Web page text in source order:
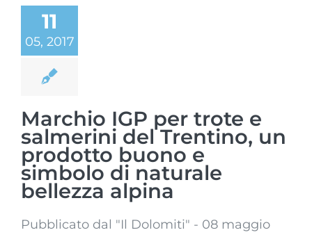
11
05, 2017
Marchio IGP per trote e
salmerini del Trentino, un
prodotto buono e
simbolo di naturale
bellezza alpina
Pubblicato dal "Il Dolomiti" - 08 maggio